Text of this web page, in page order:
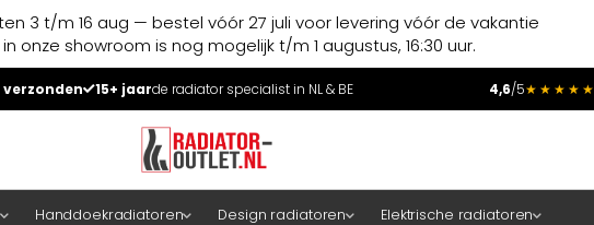
3 t/m 16 aug — bestel vóór 27 juli voor levering vóór de vakantie
onze showroom is nog mogelijk t/m 1 augustus, 16:30 uur.
15+ jaarde radiator specialist in NL & BE 4,6/5★★★★★
Handdoekradiatoren Design radiatoren Elektrische radiatoren